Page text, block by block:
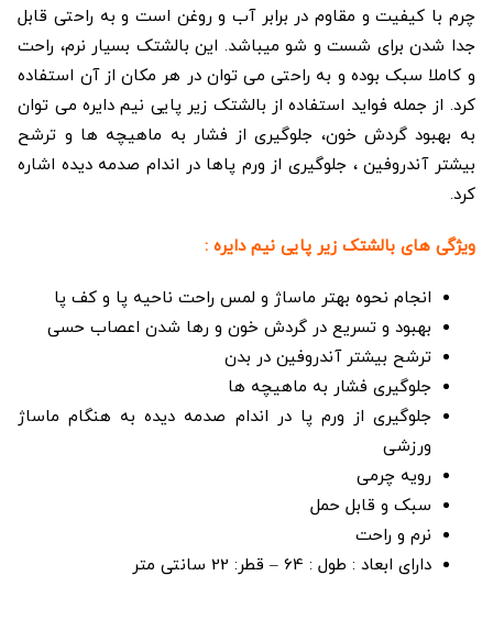
چرم با کیفیت و مقاوم در برابر آب و روغن است و به راحتی قابل
جدا شدن برای شست و شو میباشد. این بالشتک بسیار نرم، راحت
و کاملا سبک بوده و به راحتی می توان در هر مکان از آن استفاده
کرد. از جمله فواید استفاده از بالشتک زیر پایی نیم دایره می توان
به بهبود گردش خون، جلوگیری از فشار به ماهیچه ها و ترشح
بیشتر آندروفین ، جلوگیری از ورم پاها در اندام صدمه دیده اشاره
کرد.
ویژگی های بالشتک زیر پایی نیم دایره :
انجام نحوه بهتر ماساژ و لمس راحت ناحیه پا و کف پا
بهبود و تسریع در گردش خون و رها شدن اعصاب حسی
ترشح بیشتر آندروفین در بدن
جلوگیری فشار به ماهیچه ها
جلوگیری از ورم پا در اندام صدمه دیده به هنگام ماساژ
ورزشی
رویه چرمی
سبک و قابل حمل
نرم و راحت
دارای ابعاد : طول : 64 – قطر: 22 سانتی متر